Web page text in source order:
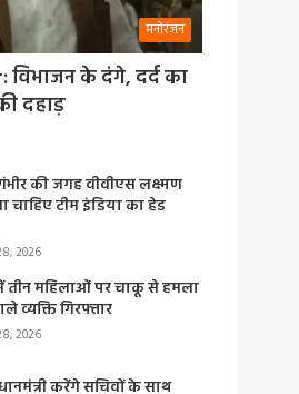
मनोरंजन
विभाजन के दंगे, दर्द का
दहाड़
की जगह वीवीएस लक्ष्मण
चाहिए टीम इंडिया का हेड
2026
तीन महिलाओं पर चाकू से हमला
व्यक्ति गिरफ्तार
2026
करेंगे सचिवों के साथ